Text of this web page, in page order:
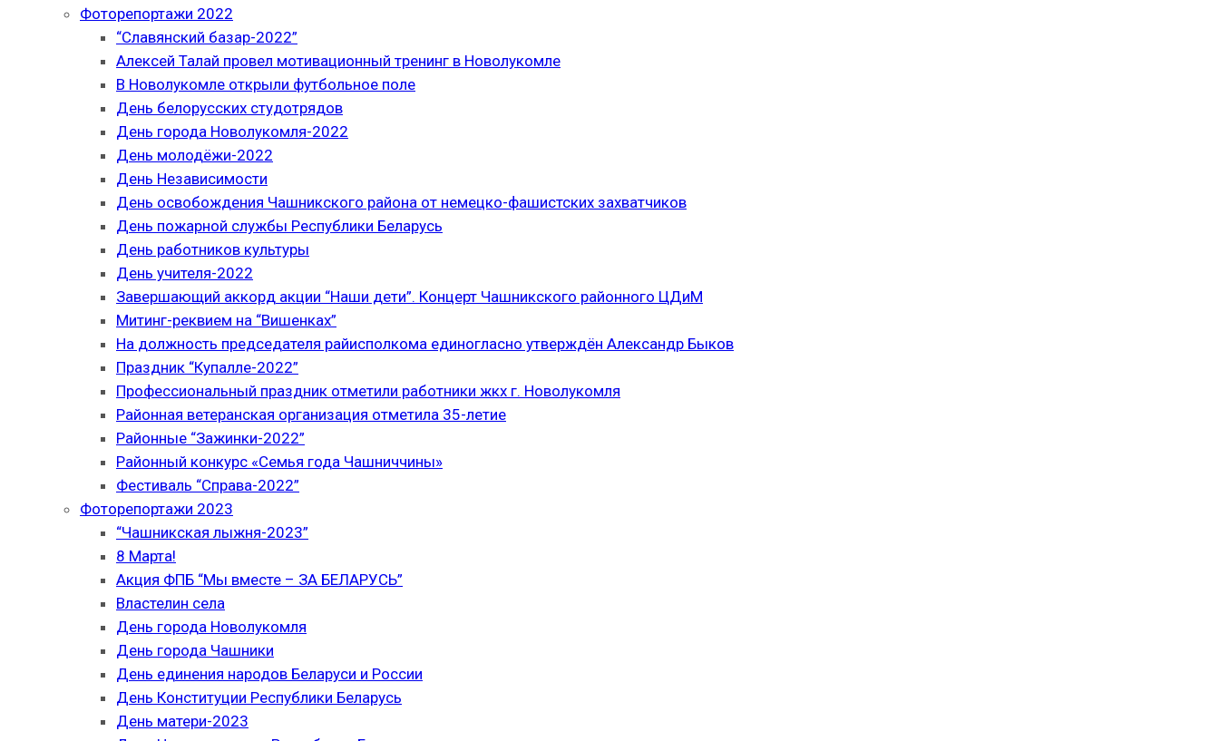
Фоторепортажи 2022
“Славянский базар-2022”
Алексей Талай провел мотивационный тренинг в Новолукомле
В Новолукомле открыли футбольное поле
День белорусских студотрядов
День города Новолукомля-2022
День молодёжи-2022
День Независимости
День освобождения Чашникского района от немецко-фашистских захватчиков
День пожарной службы Республики Беларусь
День работников культуры
День учителя-2022
Завершающий аккорд акции “Наши дети”. Концерт Чашникского районного ЦДиМ
Митинг-реквием на “Вишенках”
На должность председателя райисполкома единогласно утверждён Александр Быков
Праздник “Купалле-2022”
Профессиональный праздник отметили работники жкх г. Новолукомля
Районная ветеранская организация отметила 35-летие
Районные “Зажинки-2022”
Районный конкурс «Семья года Чашниччины»
Фестиваль “Справа-2022”
Фоторепортажи 2023
“Чашникская лыжня-2023”
8 Марта!
Акция ФПБ “Мы вместе – ЗА БЕЛАРУСЬ”
Властелин села
День города Новолукомля
День города Чашники
День единения народов Беларуси и России
День Конституции Республики Беларусь
День матери-2023